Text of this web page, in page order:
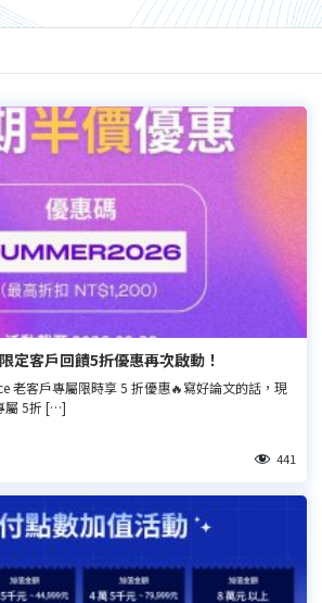
定客戶回饋5折優惠再次啟動！
老客戶專屬限時享 5 折優惠🔥寫好論文的話，現
在就是使用【會員暑期專屬 5折 […]
441